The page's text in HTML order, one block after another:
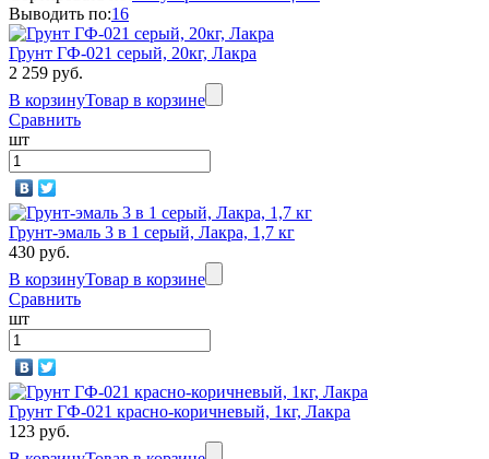
Выводить по:16
Грунт ГФ-021 серый, 20кг, Лакра
2 259 руб.
В корзинуТовар в корзине
Сравнить
шт
Грунт-эмаль 3 в 1 серый, Лакра, 1,7 кг
430 руб.
В корзинуТовар в корзине
Сравнить
шт
Грунт ГФ-021 красно-коричневый, 1кг, Лакра
123 руб.